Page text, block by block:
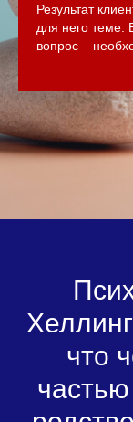
Результат
для него теме.
вопрос –
что